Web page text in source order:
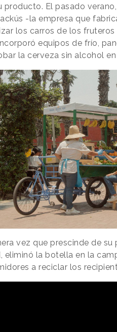
producto. El pasado
-la empresa que
los carros de los
equipos de frío,
la cerveza sin alcohol
vez que prescinde de su
eliminó la botella en la
a reciclar los